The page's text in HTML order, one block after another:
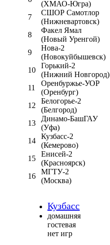
(ХМАО-Югра)
7
СШОР Самотлор
(Нижневартовск)
8
Факел Ямал
(Новый Уренгой)
9
Нова-2
(Новокуйбышевск)
10
Горький-2
(Нижний Новгород)
11
Оренбуржье-УОР
(Оренбург)
12
Белогорье-2
(Белгород)
13
Динамо-БашГАУ
(Уфа)
14
Кузбасс-2
(Кемерово)
15
Енисей-2
(Красноярск)
16
МГТУ-2
(Москва)
Кузбасс
домашняя
гостевая
нет игр